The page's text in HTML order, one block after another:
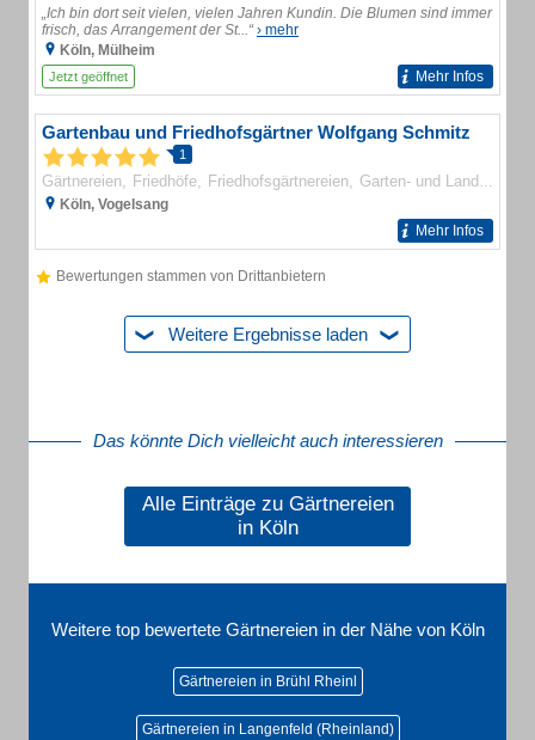
„Ich bin dort seit vielen, vielen Jahren Kundin. Die Blumen sind immer
frisch, das Arrangement der St...“› mehr
Köln, Mülheim
Jetzt geöffnet Mehr Infos
Gartenbau und Friedhofsgärtner Wolfgang Schmitz
1
Gärtnereien Friedhöfe Friedhofsgärtnereien Garten- und Landschaftsbau
Köln, Vogelsang
Mehr Infos
Bewertungen stammen von Drittanbietern
Weitere Ergebnisse laden
Das könnte Dich vielleicht auch interessieren
Alle Einträge zu Gärtnereien
in Köln
Weitere top bewertete Gärtnereien in der Nähe von Köln
Gärtnereien in Brühl Rheinl
Gärtnereien in Langenfeld (Rheinland)